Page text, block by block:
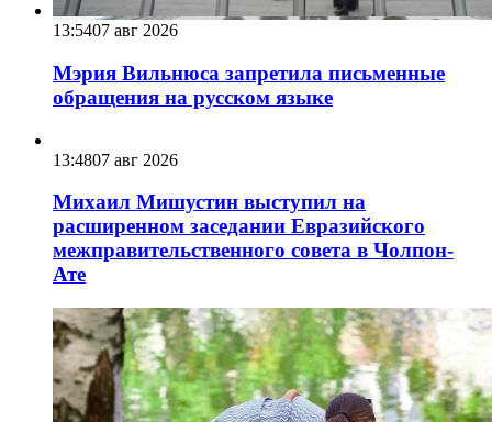
13:5407 авг 2026
Мэрия Вильнюса запретила письменные
обращения на русском языке
13:4807 авг 2026
Михаил Мишустин выступил на
расширенном заседании Евразийского
межправительственного совета в Чолпон-
Ате